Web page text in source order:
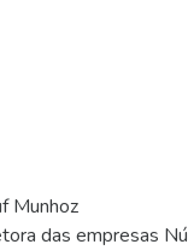
Munhoz
das empresas